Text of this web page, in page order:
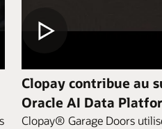
Clopay contribue au
Oracle AI Data
Clopay® Garage Doors